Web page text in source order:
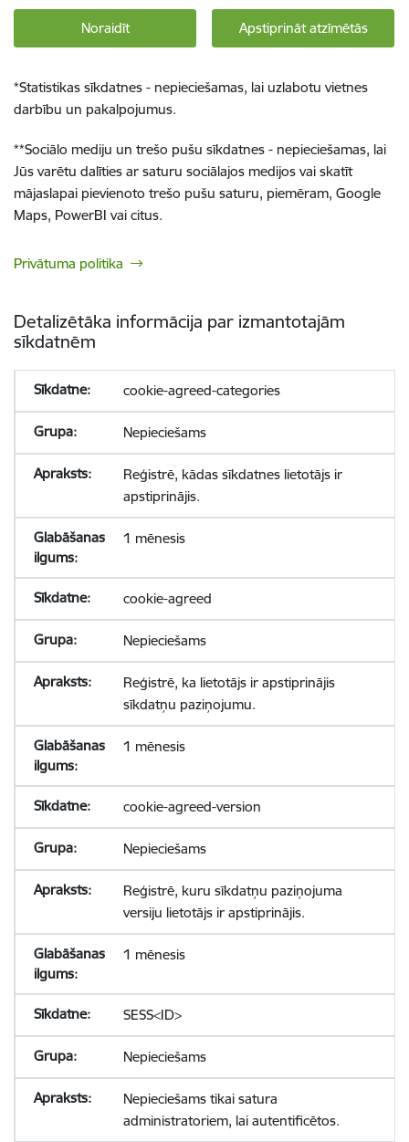
Noraidīt Apstiprināt atzīmētās
*Statistikas sīkdatnes - nepieciešamas, lai uzlabotu vietnes
darbību un pakalpojumus.
**Sociālo mediju un trešo pušu sīkdatnes - nepieciešamas, lai
Jūs varētu dalīties ar saturu sociālajos medijos vai skatīt
mājaslapai pievienoto trešo pušu saturu, piemēram, Google
Maps, PowerBI vai citus.
Privātuma politika
Detalizētāka informācija par izmantotajām
sīkdatnēm
cookie-agreed-categories
Nepieciešams
Reģistrē, kādas sīkdatnes lietotājs ir
apstiprinājis.
1 mēnesis
cookie-agreed
Nepieciešams
Reģistrē, ka lietotājs ir apstiprinājis
sīkdatņu paziņojumu.
1 mēnesis
cookie-agreed-version
Nepieciešams
Reģistrē, kuru sīkdatņu paziņojuma
versiju lietotājs ir apstiprinājis.
1 mēnesis
SESS<ID>
Nepieciešams
Nepieciešams tikai satura
administratoriem, lai autentificētos.